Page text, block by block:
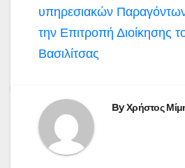
υπηρεσιακών
την Επιτροπή Διοίκησης
Βασιλίτσας
ByΧρήστος